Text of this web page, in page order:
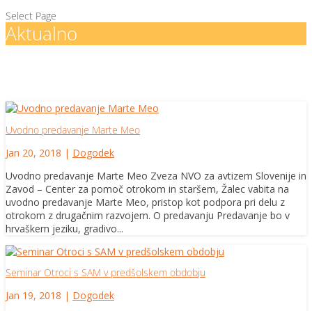
Select Page
Aktualno
Uvodno predavanje Marte Meo
Jan 20, 2018 | Dogodek
Uvodno predavanje Marte Meo Zveza NVO za avtizem Slovenije in
Zavod – Center za pomoč otrokom in staršem, Žalec vabita na
uvodno predavanje Marte Meo, pristop kot podpora pri delu z
otrokom z drugačnim razvojem. O predavanju Predavanje bo v
hrvaškem jeziku, gradivo...
Seminar Otroci s SAM v predšolskem obdobju
Jan 19, 2018 | Dogodek